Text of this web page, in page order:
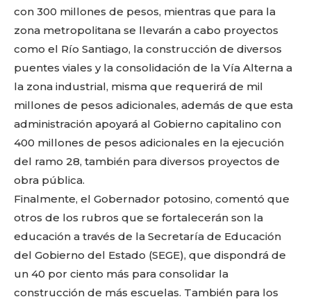
Facebook
Twitter
Email
WhatsApp
Copy
Link
Gmail
Telegram
con 300 millones de pesos, mientras que para la
zona metropolitana se llevarán a cabo proyectos
como el Río Santiago, la construcción de diversos
puentes viales y la consolidación de la Vía Alterna a
la zona industrial, misma que requerirá de mil
millones de pesos adicionales, además de que esta
administración apoyará al Gobierno capitalino con
400 millones de pesos adicionales en la ejecución
del ramo 28, también para diversos proyectos de
obra pública.
Finalmente, el Gobernador potosino, comentó que
otros de los rubros que se fortalecerán son la
educación a través de la Secretaría de Educación
del Gobierno del Estado (SEGE), que dispondrá de
un 40 por ciento más para consolidar la
construcción de más escuelas. También para los